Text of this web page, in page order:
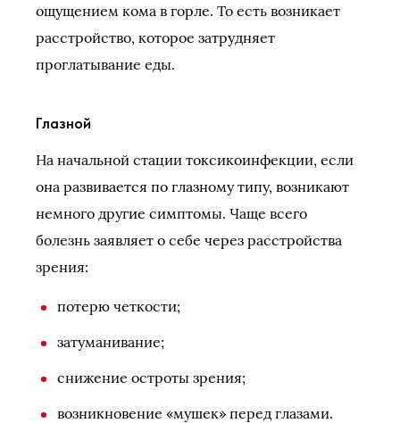
ощущением кома в горле. То есть возникает
расстройство, которое затрудняет
проглатывание еды.
Глазной
На начальной стации токсикоинфекции, если
она развивается по глазному типу, возникают
немного другие симптомы. Чаще всего
болезнь заявляет о себе через расстройства
зрения:
потерю четкости;
затуманивание;
снижение остроты зрения;
возникновение «мушек» перед глазами.